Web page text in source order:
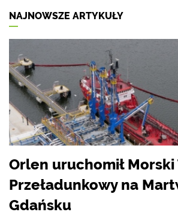
NAJNOWSZE ARTYKUŁY
Orlen uruchomił Morski
Przeładunkowy na
Gdańsku